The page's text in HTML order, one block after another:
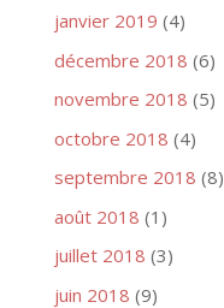
janvier 2019 (4)
décembre 2018 (6)
novembre 2018 (5)
octobre 2018 (4)
septembre 2018 (8)
août 2018 (1)
juillet 2018 (3)
juin 2018 (9)